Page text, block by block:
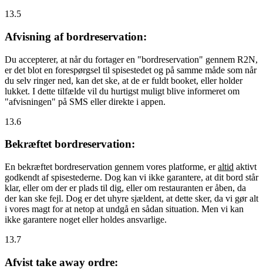
13.5
Afvisning af bordreservation:
Du accepterer, at når du fortager en "bordreservation" gennem R2N,
er det blot en forespørgsel til spisestedet og på samme måde som når
du selv ringer ned, kan det ske, at de er fuldt booket, eller holder
lukket. I dette tilfælde vil du hurtigst muligt blive informeret om
"afvisningen" på SMS eller direkte i appen.
13.6
Bekræftet bordreservation:
En bekræftet bordreservation gennem vores platforme, eraltid aktivt
godkendt af spisestederne. Dog kan vi ikke garantere, at dit bord står
klar, eller om der er plads til dig, eller om restauranten er åben, da
der kan ske fejl. Dog er det uhyre sjældent, at dette sker, da vi gør alt
i vores magt for at netop at undgå en sådan situation. Men vi kan
ikke garantere noget eller holdes ansvarlige.
13.7
Afvist take away ordre: